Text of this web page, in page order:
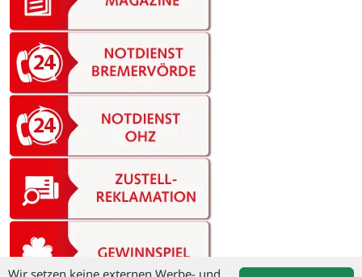
Wir setzen keine externen Werbe- und